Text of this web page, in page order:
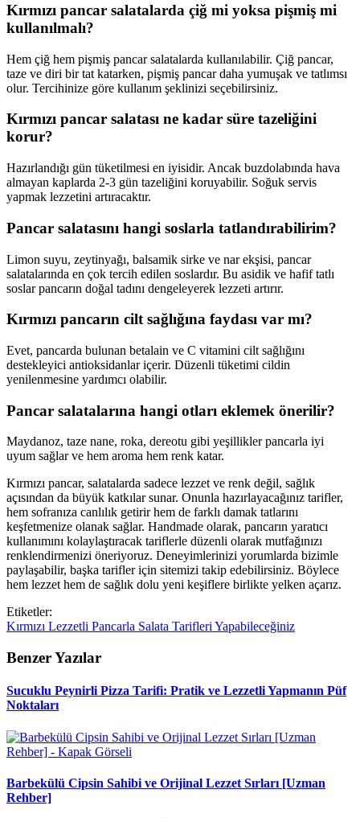
Kırmızı pancar salatalarda çiğ mi yoksa pişmiş mi
kullanılmalı?
Hem çiğ hem pişmiş pancar salatalarda kullanılabilir. Çiğ pancar,
taze ve diri bir tat katarken, pişmiş pancar daha yumuşak ve tatlımsı
olur. Tercihinize göre kullanım şeklinizi seçebilirsiniz.
Kırmızı pancar salatası ne kadar süre tazeliğini
korur?
Hazırlandığı gün tüketilmesi en iyisidir. Ancak buzdolabında hava
almayan kaplarda 2-3 gün tazeliğini koruyabilir. Soğuk servis
yapmak lezzetini artıracaktır.
Pancar salatasını hangi soslarla tatlandırabilirim?
Limon suyu, zeytinyağı, balsamik sirke ve nar ekşisi, pancar
salatalarında en çok tercih edilen soslardır. Bu asidik ve hafif tatlı
soslar pancarın doğal tadını dengeleyerek lezzeti artırır.
Kırmızı pancarın cilt sağlığına faydası var mı?
Evet, pancarda bulunan betalain ve C vitamini cilt sağlığını
destekleyici antioksidanlar içerir. Düzenli tüketimi cildin
yenilenmesine yardımcı olabilir.
Pancar salatalarına hangi otları eklemek önerilir?
Maydanoz, taze nane, roka, dereotu gibi yeşillikler pancarla iyi
uyum sağlar ve hem aroma hem renk katar.
Kırmızı pancar, salatalarda sadece lezzet ve renk değil, sağlık
açısından da büyük katkılar sunar. Onunla hazırlayacağınız tarifler,
hem sofranıza canlılık getirir hem de farklı damak tatlarını
keşfetmenize olanak sağlar. Handmade olarak, pancarın yaratıcı
kullanımını kolaylaştıracak tariflerle düzenli olarak mutfağınızı
renklendirmenizi öneriyoruz. Deneyimlerinizi yorumlarda bizimle
paylaşabilir, başka tarifler için sitemizi takip edebilirsiniz. Böylece
hem lezzet hem de sağlık dolu yeni keşiflere birlikte yelken açarız.
Etiketler:
Kırmızı Lezzetli Pancarla Salata Tarifleri Yapabileceğiniz
Benzer Yazılar
Sucuklu Peynirli Pizza Tarifi: Pratik ve Lezzetli Yapmanın Püf
Noktaları
Barbekülü Cipsin Sahibi ve Orijinal Lezzet Sırları [Uzman
Rehber]